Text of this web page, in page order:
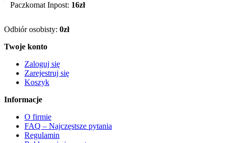
Paczkomat Inpost: 16zł
Odbiór osobisty: 0zł
Twoje konto
Zaloguj się
Zarejestruj się
Koszyk
Informacje
O firmie
FAQ – Najczęstsze pytania
Regulamin